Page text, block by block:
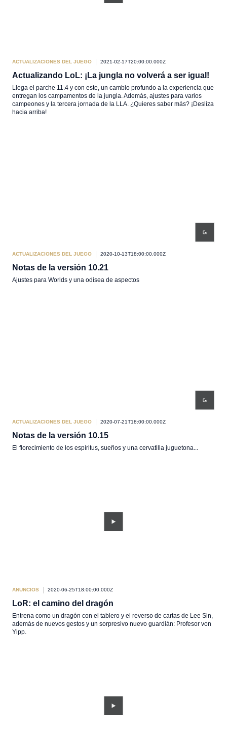
ACTUALIZACIONES DEL JUEGO 2021-02-17T20:00:00.000Z
Actualizando LoL: ¡La jungla no volverá a ser igual!
Llega el parche 11.4 y con este, un cambio profundo a la experiencia que
entregan los campamentos de la jungla. Además, ajustes para varios
campeones y la tercera jornada de la LLA. ¿Quieres saber más? ¡Desliza
hacia arriba!
ACTUALIZACIONES DEL JUEGO 2020-10-13T18:00:00.000Z
Notas de la versión 10.21
Ajustes para Worlds y una odisea de aspectos
ACTUALIZACIONES DEL JUEGO 2020-07-21T18:00:00.000Z
Notas de la versión 10.15
El florecimiento de los espíritus, sueños y una cervatilla juguetona...
ANUNCIOS 2020-06-25T18:00:00.000Z
LoR: el camino del dragón
Entrena como un dragón con el tablero y el reverso de cartas de Lee Sin,
además de nuevos gestos y un sorpresivo nuevo guardián: Profesor von
Yipp.